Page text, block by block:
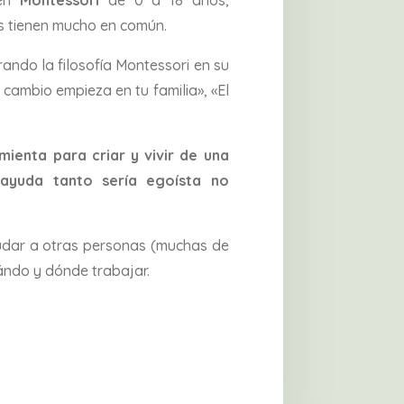
mucho en común.
la filosofía Montessori en su
empieza en tu familia», «El
para criar y vivir de una
tanto sería egoísta no
a otras personas (muchas de
y dónde trabajar.